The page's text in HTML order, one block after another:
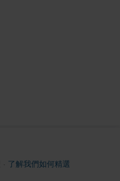
了解我們如何精選